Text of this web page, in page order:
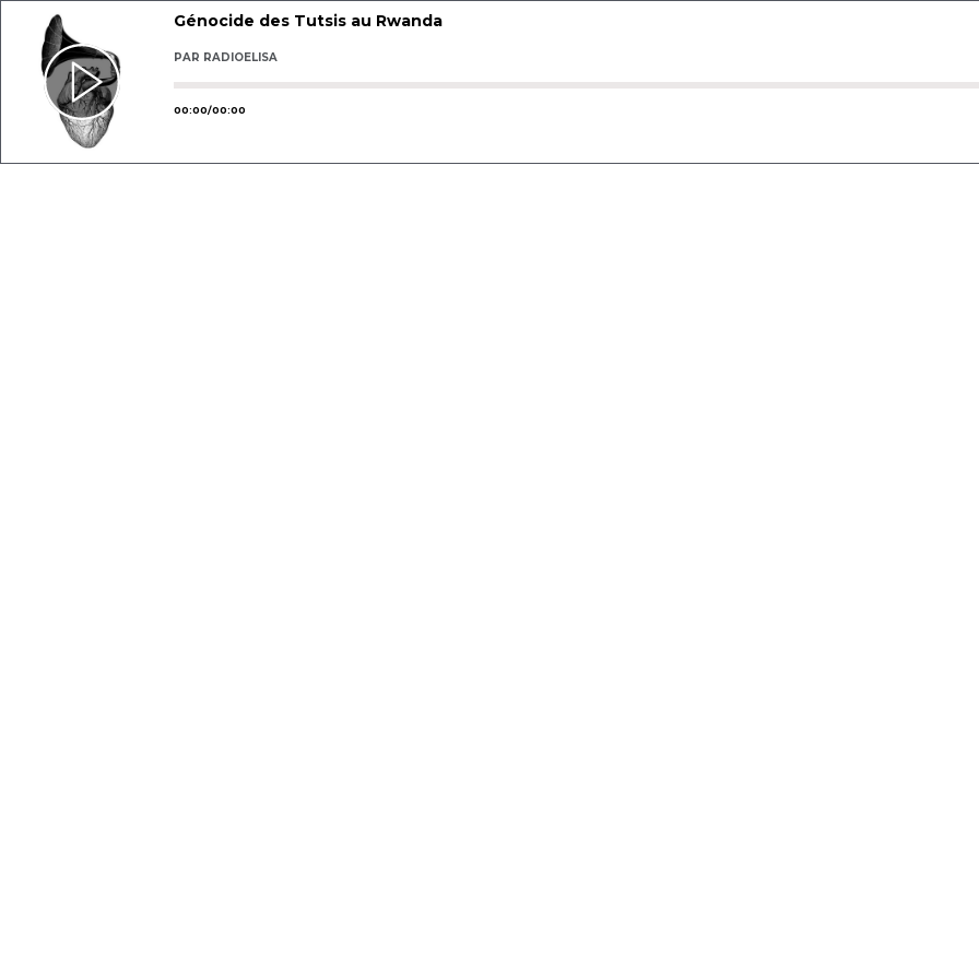
Génocide des Tutsis au Rwanda
PAR RADIOELISA
Utilisez les flèches gauche ou droite pour naviguer dans la piste (Majuscule + flèches
00:00/00:00